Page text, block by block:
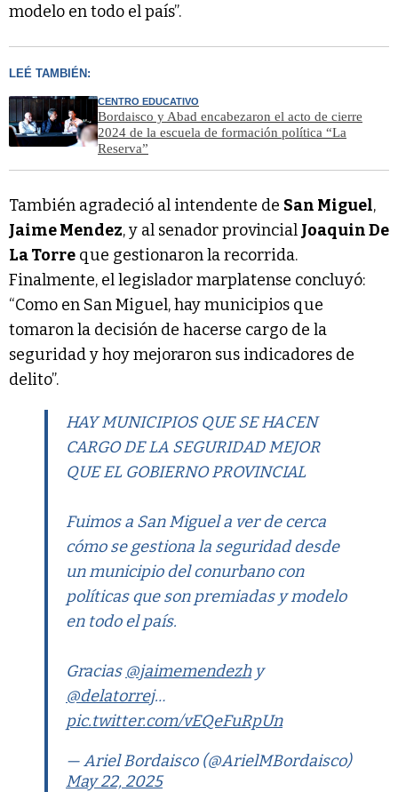
modelo en todo el país”.
LEÉ TAMBIÉN:
CENTRO EDUCATIVO
Bordaisco y Abad encabezaron el acto de cierre
2024 de la escuela de formación política “La
Reserva”
También agradeció al intendente de San Miguel,
Jaime Mendez, y al senador provincial Joaquin De
La Torre que gestionaron la recorrida.
Finalmente, el legislador marplatense concluyó:
“Como en San Miguel, hay municipios que
tomaron la decisión de hacerse cargo de la
seguridad y hoy mejoraron sus indicadores de
delito”.
HAY MUNICIPIOS QUE SE HACEN
CARGO DE LA SEGURIDAD MEJOR
QUE EL GOBIERNO PROVINCIAL
Fuimos a San Miguel a ver de cerca
cómo se gestiona la seguridad desde
un municipio del conurbano con
políticas que son premiadas y modelo
en todo el país.
Gracias @jaimemendezhy
@delatorrej…
pic.twitter.com/vEQeFuRpUn
— Ariel Bordaisco (@ArielMBordaisco)
May 22, 2025